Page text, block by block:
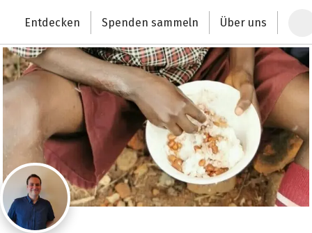
Deutschlands größte Spendenplattform
Entdecken Spenden sammeln Über uns